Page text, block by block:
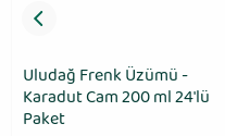
Uludağ Frenk Üzümü -
Karadut Cam 200 ml 24′lü
Paket